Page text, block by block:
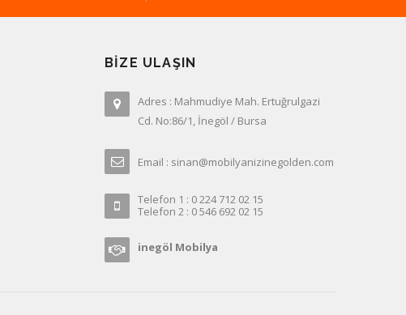
BIZE ULAŞIN
Adres : Mahmudiye Mah. Ertuğrulgazi
Cd. No:86/1, İnegöl / Bursa
Email : sinan@mobilyanizinegolden.com
Telefon 1 : 0 224 712 02 15
Telefon 2 : 0 546 692 02 15
inegöl Mobilya